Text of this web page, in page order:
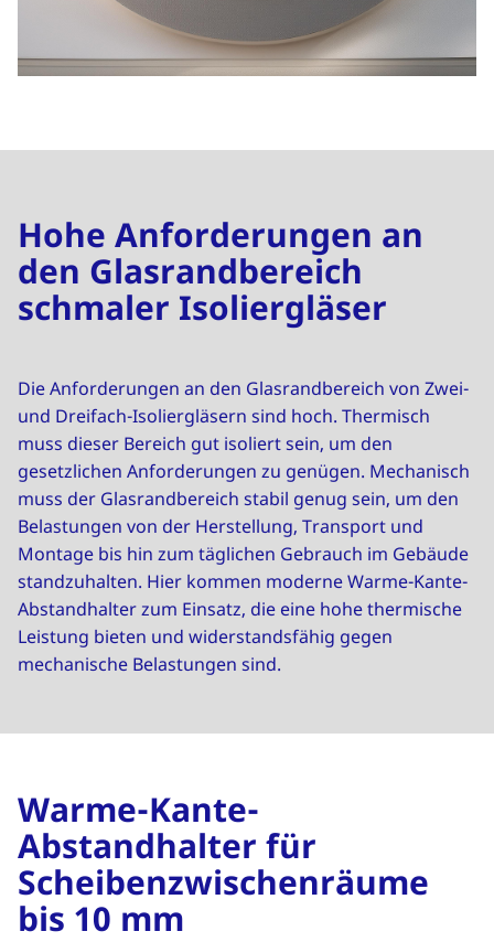
Hohe Anforderungen an
den Glasrandbereich
schmaler Isoliergläser
Die Anforderungen an den Glasrandbereich von Zwei-
und Dreifach-Isoliergläsern sind hoch. Thermisch
muss dieser Bereich gut isoliert sein, um den
gesetzlichen Anforderungen zu genügen. Mechanisch
muss der Glasrandbereich stabil genug sein, um den
Belastungen von der Herstellung, Transport und
Montage bis hin zum täglichen Gebrauch im Gebäude
standzuhalten. Hier kommen moderne Warme-Kante-
Abstandhalter zum Einsatz, die eine hohe thermische
Leistung bieten und widerstandsfähig gegen
mechanische Belastungen sind.
Warme-Kante-
Abstandhalter für
Scheibenzwischenräume
bis 10 mm